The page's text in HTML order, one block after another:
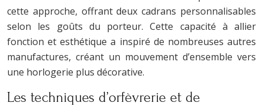
cette approche, offrant deux cadrans personnalisables
selon les goûts du porteur. Cette capacité à allier
fonction et esthétique a inspiré de nombreuses autres
manufactures, créant un mouvement d’ensemble vers
une horlogerie plus décorative.
Les techniques d’orfèvrerie et de